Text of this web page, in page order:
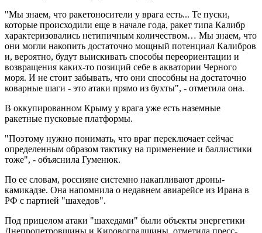
"Мы знаем, что ракетоносители у врага есть... Те пуски,
которые происходили еще в начале года, ракет типа Калибр
характеризовались нетипичным количеством… Мы знаем, что
они могли накопить достаточно мощный потенциал Калибров
и, вероятно, будут выискивать способы переориентации и
возвращения каких-то позиций себе в акватории Черного
моря. И не стоит забывать, что они способны на достаточно
коварные шаги - это атаки прямо из бухты", - отметила она.
В оккупированном Крыму у врага уже есть наземные
ракетные пусковые платформы.
"Поэтому нужно понимать, что враг переключает сейчас
определенным образом тактику на применение и баллистики
тоже", - объяснила Гуменюк.
По ее словам, россияне системно накапливают дроны-
камикадзе. Она напомнила о недавнем авиарейсе из Ирана в
РФ с партией "шахедов".
Под прицелом атаки "шахедами" были объекты энергетики
Днепропетровщины и Кировоградщины, отметила пресс-